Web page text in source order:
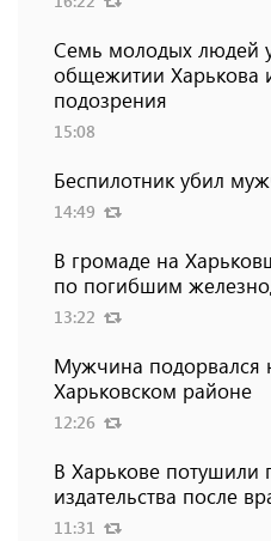
Семь молодых людей
общежитии Харькова
подозрения
15:08
Беспилотник убил
14:49
В громаде на
по погибшим
13:22
Мужчина подорвался
Харьковском районе
12:26
В Харькове потушили
издательства после
11:31